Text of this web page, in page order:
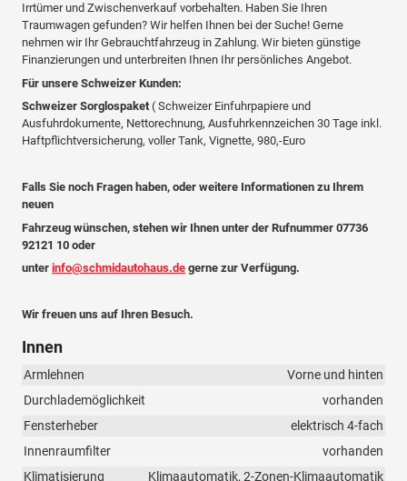
Irrtümer und Zwischenverkauf vorbehalten. Haben Sie Ihren
Traumwagen gefunden? Wir helfen Ihnen bei der Suche! Gerne
nehmen wir Ihr Gebrauchtfahrzeug in Zahlung. Wir bieten günstige
Finanzierungen und unterbreiten Ihnen Ihr persönliches Angebot.
Für unsere Schweizer Kunden:
Schweizer Sorglospaket ( Schweizer Einfuhrpapiere und
Ausfuhrdokumente, Nettorechnung, Ausfuhrkennzeichen 30 Tage inkl.
Haftpflichtversicherung, voller Tank, Vignette, 980,-Euro
Falls Sie noch Fragen haben, oder weitere Informationen zu Ihrem
neuen
Fahrzeug wünschen, stehen wir Ihnen unter der Rufnummer 07736
92121 10 oder
unter info@schmidautohaus.de gerne zur Verfügung.
Wir freuen uns auf Ihren Besuch.
Innen
Armlehnen
Vorne und hinten
Durchlademöglichkeit
vorhanden
Fensterheber
elektrisch 4-fach
Innenraumfilter
vorhanden
Klimatisierung
Klimaautomatik, 2-Zonen-Klimaautomatik